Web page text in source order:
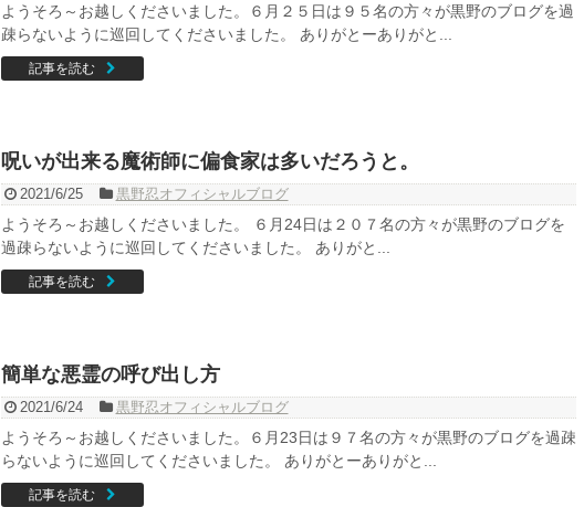
ようそろ～お越しくださいました。６月２５日は９５名の方々が黒野のブログを過
疎らないように巡回してくださいました。 ありがとーありがと...
記事を読む
呪いが出来る魔術師に偏食家は多いだろうと。
2021/6/25 黒野忍オフィシャルブログ
ようそろ～お越しくださいました。 ６月24日は２０７名の方々が黒野のブログを
過疎らないように巡回してくださいました。 ありがと...
記事を読む
簡単な悪霊の呼び出し方
2021/6/24 黒野忍オフィシャルブログ
ようそろ～お越しくださいました。６月23日は９７名の方々が黒野のブログを過疎
らないように巡回してくださいました。 ありがとーありがと...
記事を読む